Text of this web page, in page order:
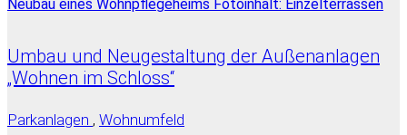
Umbau und Neugestaltung der Außenanlagen
„Wohnen im Schloss“
Parkanlagen , Wohnumfeld